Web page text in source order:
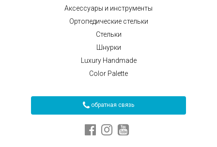
Аксессуары и инструменты
Ортопедические стельки
Стельки
Шнурки
Luxury Handmade
Color Palette
обратная связь